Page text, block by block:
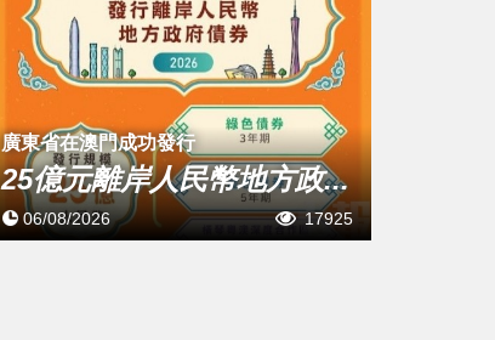
廣東省在澳門成功發行
25億元離岸人民幣地方政...
06/08/2026 17925